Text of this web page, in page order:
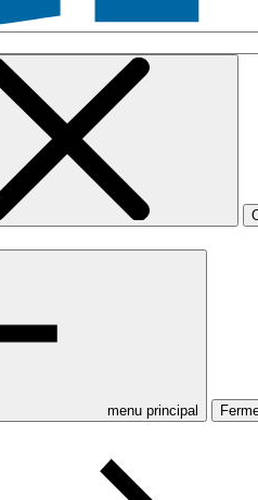
menu principal